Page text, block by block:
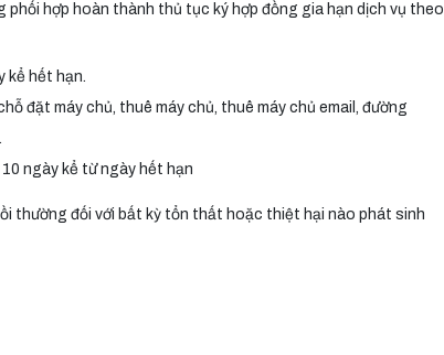
phối hợp hoàn thành thủ tục ký hợp đồng gia hạn dịch vụ theo
kể hết hạn.
đặt máy chủ, thuê máy chủ, thuê máy chủ email, đường
ngày kể từ ngày hết hạn
thường đối với bất kỳ tổn thất hoặc thiệt hại nào phát sinh